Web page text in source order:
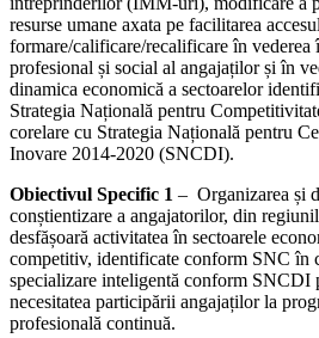
resurse umane axata pe facilitarea
formare/calificare/recalificare în vederea
profesional și social al angajaților și în
dinamica economică a sectoarelor
Strategia Națională pentru
corelare cu Strategia Națională pentru
Inovare 2014-2020 (SNCDI).
Obiectivul Specific 1 – Organizarea și
conștientizare a angajatorilor, din
desfășoară activitatea în sectoarele
competitiv, identificate conform SNC în
specializare inteligentă conform SNCDI
necesitatea participării angajaților la
profesională continuă.